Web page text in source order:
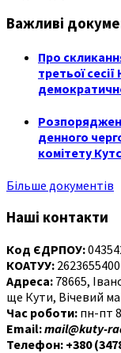
Важливі
Про
третьої
денного
комітету
Більше документів
Наші контакти
Код ЄДРПОУ:
КОАТУУ: 2623655400
Адреса: 78665,
ще Кути, Вічевий
Час роботи: пн-пт
Email:mail@kuty-
Телефон: +380